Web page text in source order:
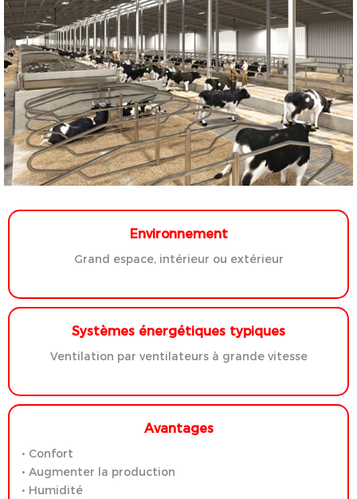
Environnement
Grand espace, intérieur ou extérieur
Systèmes énergétiques typiques
Ventilation par ventilateurs à grande vitesse
Avantages
• Confort
• Augmenter la production
• Humidité